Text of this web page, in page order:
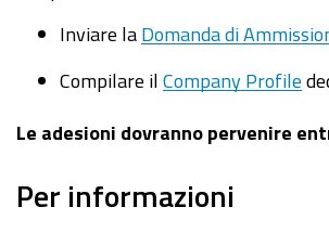
Inviare la Domanda di
Compilare il Company Profile
Le adesioni dovranno pervenire
Per informazioni